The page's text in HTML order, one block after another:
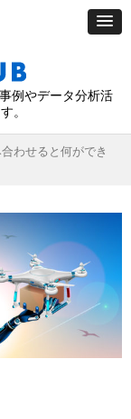
例やデータ分析活
。
わせると何ができ